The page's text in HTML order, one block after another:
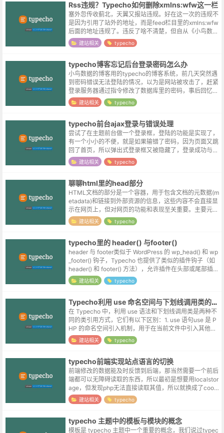
Rss违规？Typecho如何删除xmlns:wfw这一栏
塞外忽传收蓟北，天翼又报站违规。好在这一次的违规不
是因为引用了站外的地址，而是feed栏目里的xmlns:wfw
后面的地址违规了。违反了啥不清楚，但自从《小鸟数
据》网站搬至阿里云之后，日均流量本身已经是个位数，
删除这一行不说无关痛痒吧...
建站相关 typecho
typecho博客忘记后台登录密码怎么办
小鸟数据的博客用的typecho的博客系统，前几天突然遇
到密码错误无法登陆的情况，以为是网站被攻击了，赶紧
登录服务器通过指令修改了数据库里的密码，事后回忆似
乎是自己在公司修改过密码，但忘记在家里更新浏览器自
动保存的密码所导致的 T_T...
建站相关 typecho
typecho前台ajax登录与错误处理
尝试了在主题前台做一个登录框，登陆的功能是实现了，
有一个小小的不便，就是如果输错了密码，因为页面又跳
回了首页，所以弹出式登录框又被隐藏了，登录成功与否
不够明显，二次登录的场合操作也较繁琐，所以想实现前
台以ajax的方式登录。实现aja...
建站相关 typecho
聊聊html里的head部分
HTML文档的部分是一个容器，用于包含文档的元数据(m
etadata)和链接到外部资源的信息，这些内容不会直接显
示在网页上，但对网页的功能和表现至关重要。主要元素
和功能1. 基础元素<title>: 定义文档标题，显示在浏...
建站相关 typecho
typecho里的 header() 与footer()
header 与 footer类似于 WordPress 的 wp_head() 和 wp
_footer() 钩子，Typecho 也提供了类似的插件钩子（如
header() 和 footer() 方法），允许插件在头部或尾部插入
内...建站相关 typecho
Typecho利用 use 命名空间与下划线调用类的区别
在 Typecho 中，利用 use 语法和下划线调用类是两种不
同的类引用方式，它们有以下区别：1. use 语句use 是 P
HP 的命名空间引入机制，用于在当前文件中引入其他命
名空间的类：use Typecho\Db; use T...
建站相关 typecho
typecho前端实现站点语言的切换
前端修改的数据能及时反馈到后端，那当然需要一个前后
端都可以无障碍读取的东西，所以最初是想要用localstor
age，但发现php无法直接读取其值，所以就换成了cooki
e。前端通过js来设置参数值：document.cookie='...
建站相关 typecho
typecho 主题中的模板与模块的概念
模板是 typecho 主题中一个重要的概念，我们说过typec